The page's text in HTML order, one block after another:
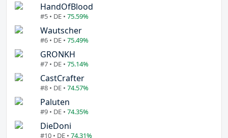
HandOfBlood
#5 • DE • 75.59%
Wautscher
#6 • DE • 75.49%
GRONKH
#7 • DE • 75.14%
CastCrafter
#8 • DE • 74.57%
Paluten
#9 • DE • 74.35%
DieDoni
#10 • DE • 74.31%